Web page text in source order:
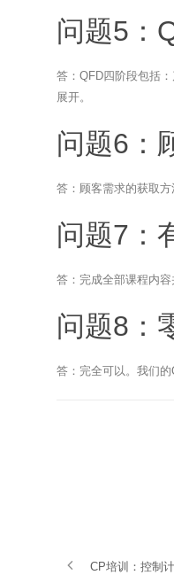
问题5：
答：QFD四阶段包括
展开。
问题6：
答：顾客需求的获取
问题7：
答：完成全部课程内
问题8：
答：完全可以。我们
CP培训：控制